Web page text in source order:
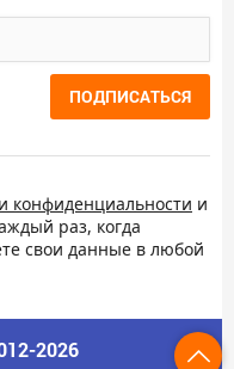
ПОДПИСАТЬСЯ
конфиденциальности и
раз, когда
свои данные в любой
2026